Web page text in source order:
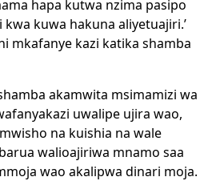
hapa kutwa nzima pasipo
kwa kuwa hakuna aliyetuajiri.’
mkafanye kazi katika shamba
akamwita msimamizi wa
uwalipe ujira wao,
na kuishia na wale
walioajiriwa mnamo saa
wao akalipwa dinari moja.